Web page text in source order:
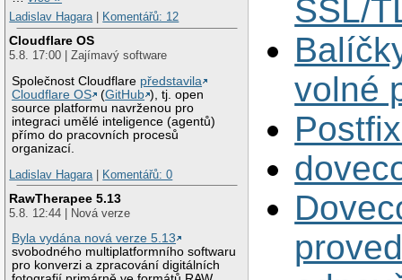
Ladislav Hagara| Komentářů: 12
Cloudflare OS
5.8. 17:00 | Zajímavý software
Společnost Cloudflare představila
Cloudflare OS
(GitHub ), tj. open
source platformu navrženou pro
integraci umělé inteligence (agentů)
přímo do pracovních procesů
organizací.
Ladislav Hagara| Komentářů: 0
RawTherapee 5.13
5.8. 12:44 | Nová verze
Byla vydána nová verze 5.13
svobodného multiplatformního softwaru
pro konverzi a zpracování digitálních
SSL/
volné